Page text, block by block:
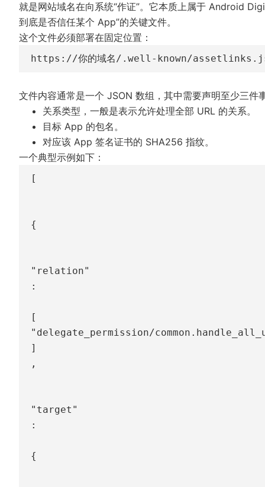
就是网站域名在向系统“作证”。它本质上属于 Android
到底是否信任某个 App”的关键文件。
这个文件必须部署在固定位置：
文件内容通常是一个 JSON 数组，其中需要声明至少三件
关系类型，一般是表示允许处理全部 URL 的关系。
目标 App 的包名。
对应该 App 签名证书的 SHA256 指纹。
一个典型示例如下：
[
{
"relation"
:
[
"delegate_permission/
]
,
"target"
:
{